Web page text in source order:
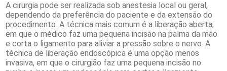
A cirurgia pode ser realizada sob anestesia local ou geral,
dependendo da preferência do paciente e da extensão do
procedimento. A técnica mais comum é a liberação aberta,
em que o médico faz uma pequena incisão na palma da mão
e corta o ligamento para aliviar a pressão sobre o nervo. A
técnica de liberação endoscópica é uma opção menos
invasiva, em que o cirurgião faz uma pequena incisão no